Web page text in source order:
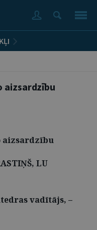
aizsardzību
aizsardzību
LU
vadītājs, –